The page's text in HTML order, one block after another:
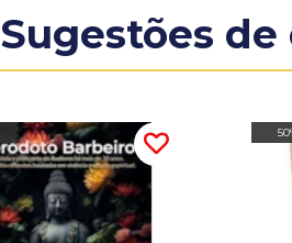
Sugestões